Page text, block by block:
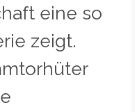
eine so
zeigt.